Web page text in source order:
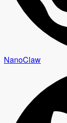
NanoClaw